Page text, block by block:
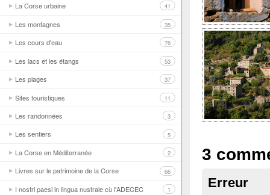
La Corse urbaine 41
Les montagnes 35
Les cours d'eau 76
Les lacs et les étangs 53
Les plages 37
Sites touristiques 11
Les randonnées 3
Les sentiers 5
La Corse en Méditerranée 2
Livres sur le patrimoine de la Corse 66
I nostri paesi in lingua nustrale cù l'ADECEC 1
3
Erreur